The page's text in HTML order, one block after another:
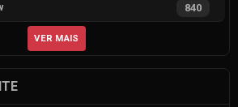
840
VER MAIS